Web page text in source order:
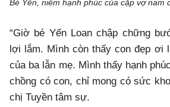
Bé Yến, niềm hạnh phúc của cặp vợ nam
“Giờ bé Yến Loan chập chững
lợi lắm. Mình còn thấy con đẹp ơi
của ba lẫn mẹ. Mình thấy hạnh
chồng có con, chỉ mong có sức
chị Tuyền tâm sự.